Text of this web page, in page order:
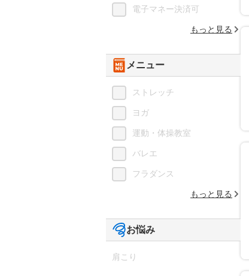
電子マネー決済可
もっと見る
メニュー
ストレッチ
ヨガ
運動・体操教室
バレエ
フラダンス
もっと見る
お悩み
肩こり